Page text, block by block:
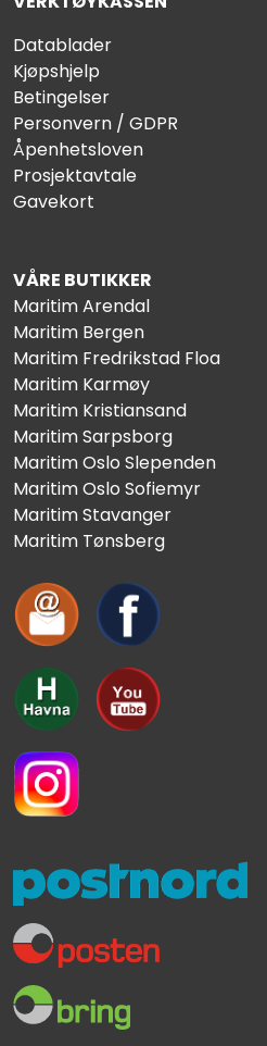
Datablader
Kjøpshjelp
Betingelser
Personvern / GDPR
Åpenhetsloven
Prosjektavtale
Gavekort
VÅRE BUTIKKER
Maritim Arendal
Maritim Bergen
Maritim Fredrikstad Floa
Maritim Karmøy
Maritim Kristiansand
Maritim Sarpsborg
Maritim Oslo Slependen
Maritim Oslo Sofiemyr
Maritim Stavanger
Maritim Tønsberg